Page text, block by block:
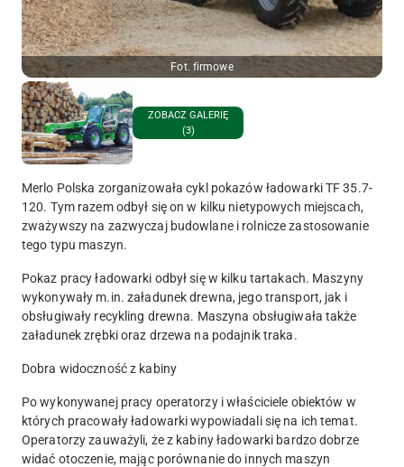
Fot. firmowe
ZOBACZ GALERIĘ
(3)
Merlo Polska zorganizowała cykl pokazów ładowarki TF 35.7-
120. Tym razem odbył się on w kilku nietypowych miejscach,
zważywszy na zazwyczaj budowlane i rolnicze zastosowanie
tego typu maszyn.
Pokaz pracy ładowarki odbył się w kilku tartakach. Maszyny
wykonywały m.in. załadunek drewna, jego transport, jak i
obsługiwały recykling drewna. Maszyna obsługiwała także
załadunek zrębki oraz drzewa na podajnik traka.
Dobra widoczność z kabiny
Po wykonywanej pracy operatorzy i właściciele obiektów w
których pracowały ładowarki wypowiadali się na ich temat.
Operatorzy zauważyli, że z kabiny ładowarki bardzo dobrze
widać otoczenie, mając porównanie do innych maszyn